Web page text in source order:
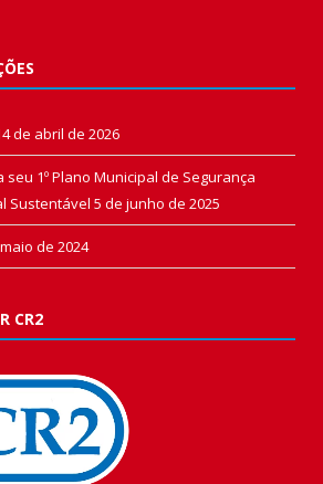
de abril de 2026
seu 1º Plano Municipal de Segurança
Sustentável 5 de junho de 2025
de 2024
CR2